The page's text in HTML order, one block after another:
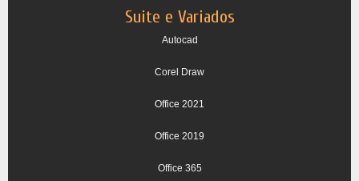
Suite e Variados
Autocad
Corel Draw
Office 2021
Office 2019
Office 365